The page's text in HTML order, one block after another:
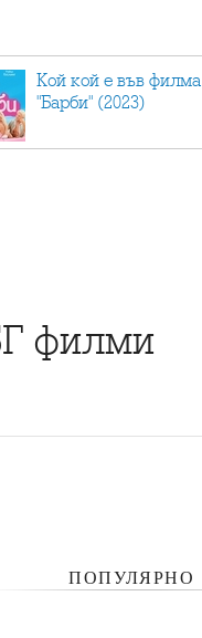
Кой кой е във филма
"Барби" (2023)
филми
ПОПУЛЯРНО